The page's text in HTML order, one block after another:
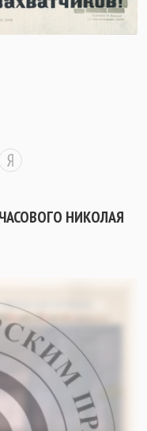
НИКОЛАЯ